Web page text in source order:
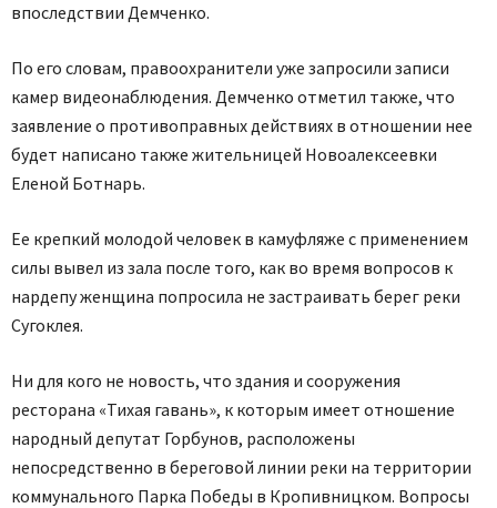
впоследствии Демченко.
По его словам, правоохранители уже запросили записи
камер видеонаблюдения. Демченко отметил также, что
заявление о противоправных действиях в отношении нее
будет написано также жительницей Новоалексеевки
Еленой Ботнарь.
Ее крепкий молодой человек в камуфляже с применением
силы вывел из зала после того, как во время вопросов к
нардепу женщина попросила не застраивать берег реки
Сугоклея.
Ни для кого не новость, что здания и сооружения
ресторана «Тихая гавань», к которым имеет отношение
народный депутат Горбунов, расположены
непосредственно в береговой линии реки на территории
коммунального Парка Победы в Кропивницком. Вопросы